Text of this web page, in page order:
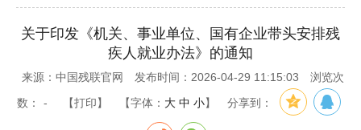
关于印发《机关、事业单位、国有企业带头安排残
疾人就业办法》的通知
来源：中国残联官网 发布时间：2026-04-29 11:15:03 浏览次
数： - 【打印】 【字体： 大 中 小】 分享到：